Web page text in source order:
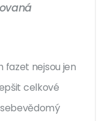
fazet nejsou jen
celkové